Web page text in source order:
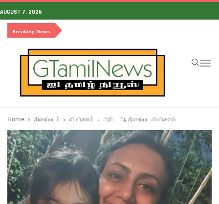
AUGUST 7, 2026
Breaking News
Home திரைப்படம் விமர்சனம் அம்… ஆ திரைப்பட விமர்சனம்